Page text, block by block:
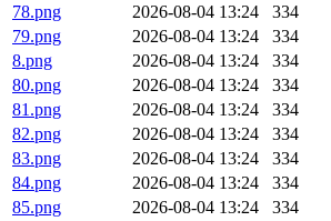
78.png
2026-08-04 13:24
334
79.png
2026-08-04 13:24
334
8.png
2026-08-04 13:24
334
80.png
2026-08-04 13:24
334
81.png
2026-08-04 13:24
334
82.png
2026-08-04 13:24
334
83.png
2026-08-04 13:24
334
84.png
2026-08-04 13:24
334
85.png
2026-08-04 13:24
334